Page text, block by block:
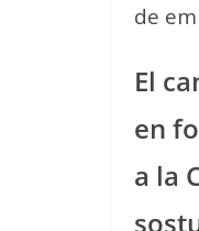
de
El
en
a la